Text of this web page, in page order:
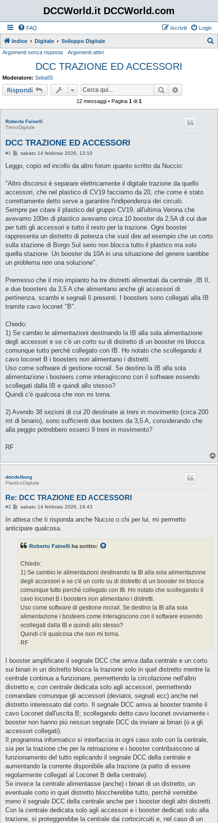
DCCWorld.it DCCWorld.com
FAQ Login
Iscriviti
Indice Digitale Sviluppo Digitale
Argomenti senza risposta Argomenti attivi
DCC TRAZIONE ED ACCESSORI
Moderatore: Seba55
Rispondi Cerca
12 messaggi • Pagina 1 di 1
Roberto Fainelli
TrenoDigitale
DCC TRAZIONE ED ACCESSORI
#1
M
s
s
g
i
o
sabato 14 febbraio 2026, 13:10
Leggo, copio ed incollo da altro forum quanto scritto da Nuccio:
"Altro discorso è separare elettricamente il digitale trazione da quello
accessori, che nel plastico di CV19 facciamo da 20, che come è stato
correttamente detto serve a garantire l'indipendenza dei circuiti.
Sempre per citare il plastico del gruppo CV19, all'ultima Verona che
avevamo 100m di plastico avevamo circa 10 booster da 2,5A di cui due
per tutti gli accessori e tutto il resto per la trazione. Ogni booster
rappresenta un distretto di potenza che vuol dire ad esempio che un corto
sulla stazione di Borgo Sul serio non blocca tutto il plastico ma solo
quella stazione. Un booster da 10A in una situazione del genere sarebbe
un problema non una soluzione".
Premesso che il mio impianto ha tre distretti alimentati da centrale ,IB II,
e due boosters da 3,5 A che alimentano anche gli accessori di
pertinenza, scambi e segnali lì presenti. I boosters sono collegati alla IB
tramite cavo loconet "B".
Chiedo:
1) Se cambio le alimentazioni destinando la IB alla sola alimentazione
degli accessori e se c'é un corto su di distretto di un booster mi blocca
comunque tutto perché collegato con IB. Ho notato che scollegando il
cavo loconet B i boosters non alimentano i distretti.
Uso come software di gestione rocrail. Se destino la IB alla sola
alimentazione i bosteers come interagiscono con il software essendo
scollegati dalla IB e quindi allo stesso?
Quindi c'é qualcosa che non mi torna.
2) Avendo 38 sezioni di cui 20 destinate ai treni in movimento (circa 200
mt di binario), sono sufficienti due bosters da 3,5 A, considerando che
alla peggio potrebbero esserci 9 treni in movimento?
RF
docdelburg
PlasticoDigitale
Re: DCC TRAZIONE ED ACCESSORI
#2
M
s
a
sabato 14 febbraio 2026, 18:43
In attesa che ti risponda anche Nuccio o chi per lui, mi permetto
anticipare qualcosa.
Roberto Fainelli ha scritto:
Chiedo:
1) Se cambio le alimentazioni destinando la IB alla sola alimentazione
degli accessori e se c'é un corto su di distretto di un booster mi blocca
comunque tutto perché collegato con IB. Ho notato che scollegando il
cavo loconet B i boosters non alimentano i distretti.
Uso come software di gestione rocrail. Se destino la IB alla sola
alimentazione i bosteers come interagiscono con il software essendo
scollegati dalla IB e quindi allo stesso?
Quindi c'é qualcosa che non mi torna.
RF
I booster amplificano il segnale DCC che arriva dalla centrale e un corto
sui binari in un distretto blocca la trazione solo in quel distretto mentre la
centrale continua a funzionare, permettendo la circolazione nell'altro
distretto e, con centrale dedicata solo agli accessori, permettendo
comandare comunque gli accessori (deviatoi, segnali ecc) anche nel
distretto interessato dal corto. Il segnale DCC arriva ai booster tramite il
cavo Loconet dall'uscita B; scollegando detto cavo loconet ovviamente i
booster non hanno più nessun segnale DCC da inviare ai binari (o a gli
accessori collegati).
Il programma informatico si interfaccia in ogni caso solo con la centrale,
sia per la trazione che per la retroazione e i booster contribuiscono al
funzionamento del tutto replicando il segnale DCC della centrale e
aumentando la corrente disponibile alla trazione (a patto di essere
regolarmente collegati al Loconet B della centrale).
Se invece la centrale alimentasse (anche) i binari di un distretto, un
eventuale corto in quel distretto bloccherebbe tutto, perchè verrebbe
meno il segnale DCC della centrale anche per i booster degli altri distretti.
Con la centrale dedicata solo agli accessori e i booster dedicati solo alla
trazione, si proteggerebbe la centrale dai cortocircuiti e, nel caso di un